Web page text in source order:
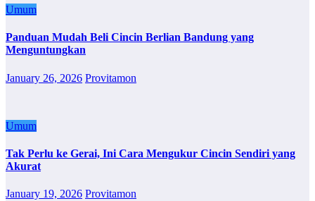
Umum
Panduan Mudah Beli Cincin Berlian Bandung yang
Menguntungkan
January 26, 2026 Provitamon
Umum
Tak Perlu ke Gerai, Ini Cara Mengukur Cincin Sendiri yang
Akurat
January 19, 2026 Provitamon